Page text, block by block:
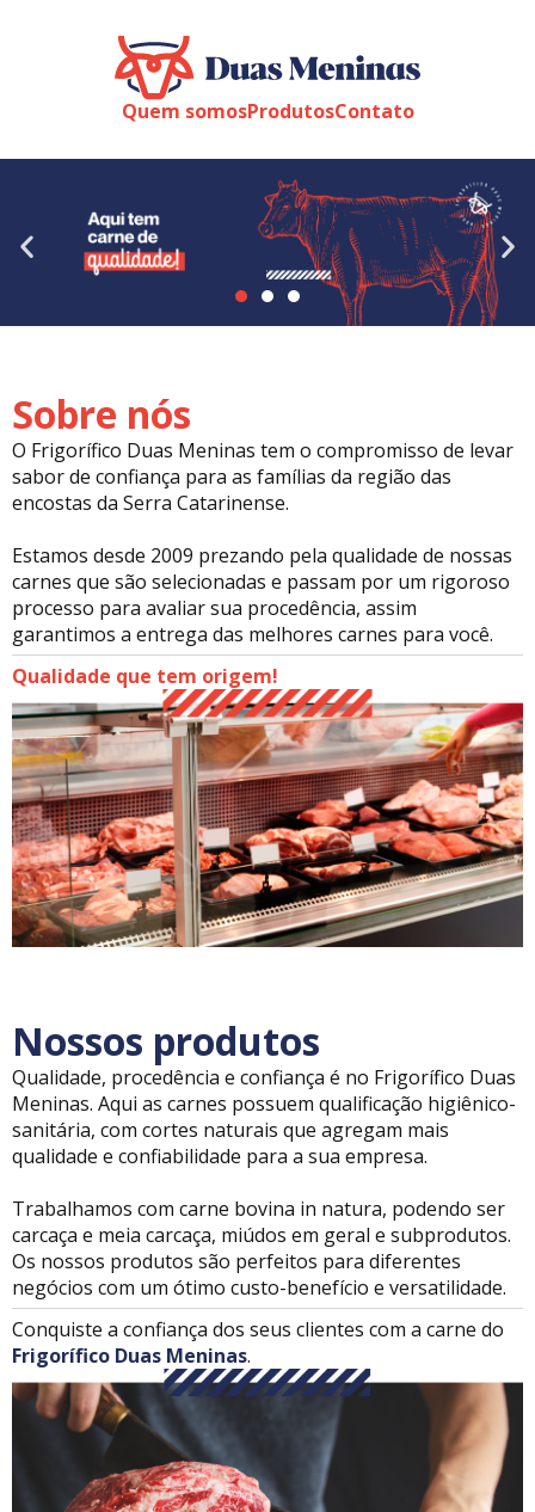
Quem somosProdutosContato
Sobre nós
O Frigorífico Duas Meninas tem o compromisso de levar
sabor de confiança para as famílias da região das
encostas da Serra Catarinense.
Estamos desde 2009 prezando pela qualidade de nossas
carnes que são selecionadas e passam por um rigoroso
processo para avaliar sua procedência, assim
garantimos a entrega das melhores carnes para você.
Qualidade que tem origem!
Nossos produtos
Qualidade, procedência e confiança é no Frigorífico Duas
Meninas. Aqui as carnes possuem qualificação higiênico-
sanitária, com cortes naturais que agregam mais
qualidade e confiabilidade para a sua empresa.
Trabalhamos com carne bovina in natura, podendo ser
carcaça e meia carcaça, miúdos em geral e subprodutos.
Os nossos produtos são perfeitos para diferentes
negócios com um ótimo custo-benefício e versatilidade.
Conquiste a confiança dos seus clientes com a carne do
Frigorífico Duas Meninas.